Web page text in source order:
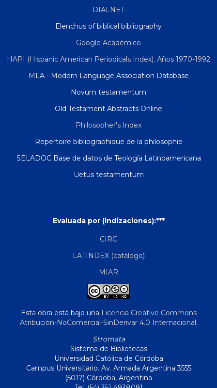
DIALNET
Elenchus of biblical bibliography
Google Académico
HAPI (Hispanic American Periodicals Index). Años 1970-1992
MLA - Modern Language Association Database
Novum testamentum
Old Testament Abstracts Online
Philosopher's Index
Repertoire bibliographique de la philosophie
SELADOC Base de datos de Teología Latinoamericana
Uetus testamentum
Evaluada por (indizaciones):***
CIRC
LATINDEX (catálogo)
MIAR
Esta obra está bajo una Licencia Creative Commons
Atribución-NoComercial-SinDerivar 4.0 Internacional.
Stromata
Sistema de Bibliotecas
Universidad Católica de Córdoba
Campus Universitario. Av. Armada Argentina 3555
(5017) Córdoba, Argentina